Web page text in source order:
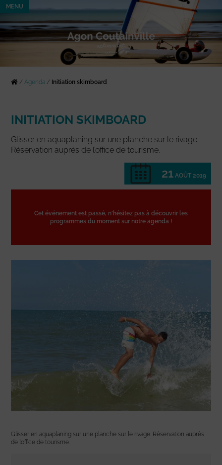
MENU
/Agenda / Initiation skimboard
INITIATION SKIMBOARD
Glisser en aquaplaning sur une planche sur le rivage.
Réservation auprès de l’office de tourisme.
21 AOÛT 2019
Cet événement est passé, n'hésitez pas à découvrir les
programmes du moment sur notre agenda !
Glisser en aquaplaning sur une planche sur le rivage. Réservation auprès
de l’office de tourisme.